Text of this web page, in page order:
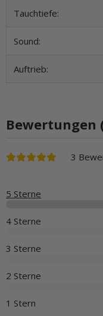
Tauchtiefe:
Sound:
Auftrieb:
Bewertungen
3
5 Sterne
4 Sterne
3 Sterne
2 Sterne
1 Stern